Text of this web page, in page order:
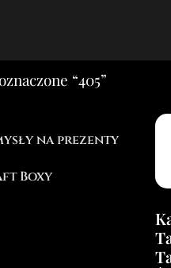
“405”
na prezenty
Boxy